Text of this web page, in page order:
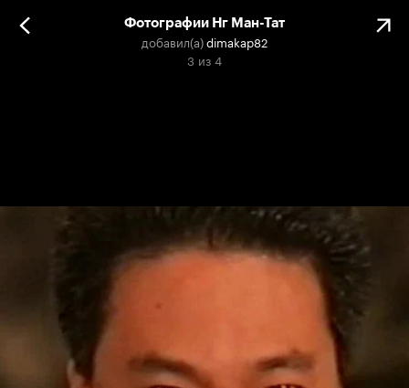
Фотографии Нг Ман-Тат
добавил(а)dimakap82
3 из 4